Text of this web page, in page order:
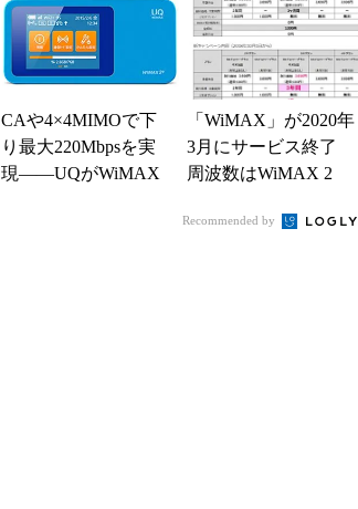
CAや4×4MIMOで下
り最大220Mbpsを実
現――UQがWiMAX
「WiMAX」が2020年
3月にサービス終了
周波数はWiMAX 2
Recommended by